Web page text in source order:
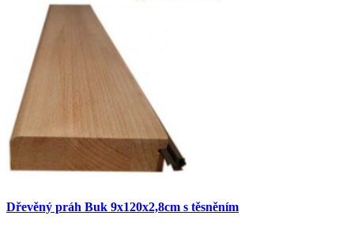
Dřevěný práh Buk 9x120x2,8cm s těsněním